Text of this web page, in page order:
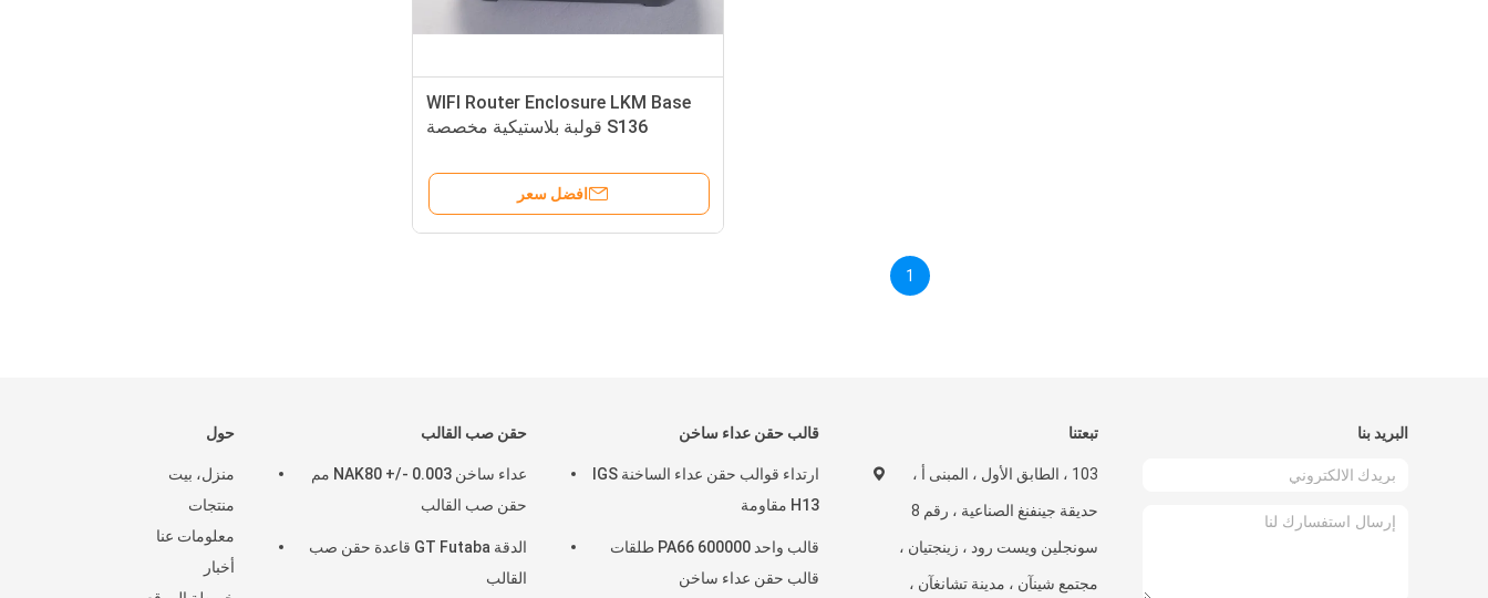
WIFI Router Enclosure LKM Base
S136 قولبة بلاستيكية مخصصة
افضل سعر
1
حول
منزل، بيت
منتجات
معلومات عنا
أخبار
حقن صب القالب
عداء ساخن NAK80 +/- 0.003 مم
حقن صب القالب
الدقة GT Futaba قاعدة حقن صب
القالب
قالب حقن عداء ساخن
ارتداء قوالب حقن عداء الساخنة IGS
H13 مقاومة
قالب واحد PA66 600000 طلقات
قالب حقن عداء ساخن
تبعتنا
103 ، الطابق الأول ، المبنى أ ،
حديقة جينفنغ الصناعية ، رقم 8
سونجلين ويست رود ، زينجتيان ،
مجتمع شينآن ، مدينة تشانغآن ،
البريد بنا